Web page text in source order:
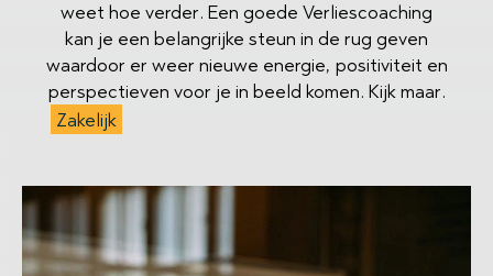
weet hoe verder. Een goede Verliescoaching
kan je een belangrijke steun in de rug geven
waardoor er weer nieuwe energie, positiviteit en
perspectieven voor je in beeld komen. Kijk maar.
Zakelijk